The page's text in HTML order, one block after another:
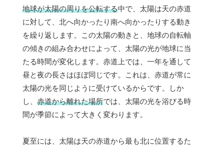
地球が太陽の周りを公転する中で、太陽は天の赤道
に対して、北へ向かったり南へ向かったりする動き
を繰り返します。この太陽の動きと、地球の自転軸
の傾きの組み合わせによって、太陽の光が地球に当
たる時間が変化します。赤道上では、一年を通して
昼と夜の長さはほぼ同じです。これは、赤道が常に
太陽の光を同じように受けているからです。しか
し、 赤道から離れた場所では、太陽の光を浴びる時
間が季節によって大きく変わります。
夏至には、太陽は天の赤道から最も北に位置するた